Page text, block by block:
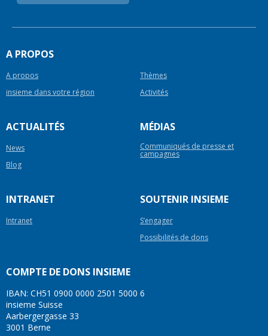
A PROPOS
A propos
Thèmes
insieme dans votre région
Activités
ACTUALITÉS
News
Blog
MÉDIAS
Communiqués de presse et
campagnes
INTRANET
Intranet
SOUTENIR INSIEME
S’engager
Possibilités de dons
COMPTE DE DONS INSIEME
IBAN: CH51 0900 0000 2501 5000 6
insieme Suisse
Aarbergergasse 33
3001 Berne